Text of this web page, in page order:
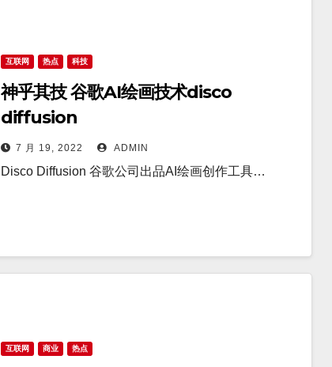
互联网 热点 科技
神乎其技 谷歌AI绘画技术disco
diffusion
7 月 19, 2022 ADMIN
Disco Diffusion 谷歌公司出品AI绘画创作工具…
互联网 商业 热点